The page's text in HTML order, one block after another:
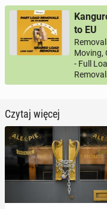
to EU
Moving,
- Full
Czytaj więcej